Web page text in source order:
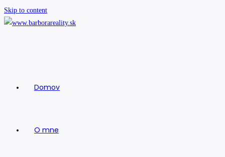
Skip to content
Domov
O mne